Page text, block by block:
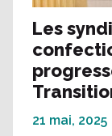
Les
21 mai, 2025